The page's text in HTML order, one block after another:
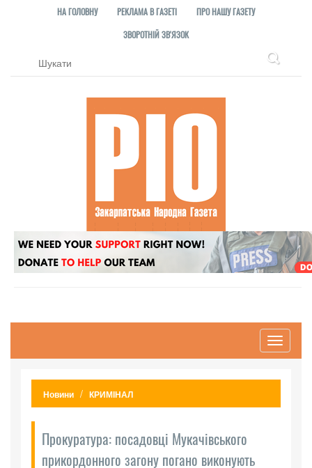
НА ГОЛОВНУ РЕКЛАМА В ГАЗЕТІ
ПРО НАШУ ГАЗЕТУ
ЗВОРОТНІЙ ЗВ'ЯЗОК
Toggle
Новини КРИМІНАЛ
Прокуратура: посадовці Мукачівського
прикордонного загону погано виконують